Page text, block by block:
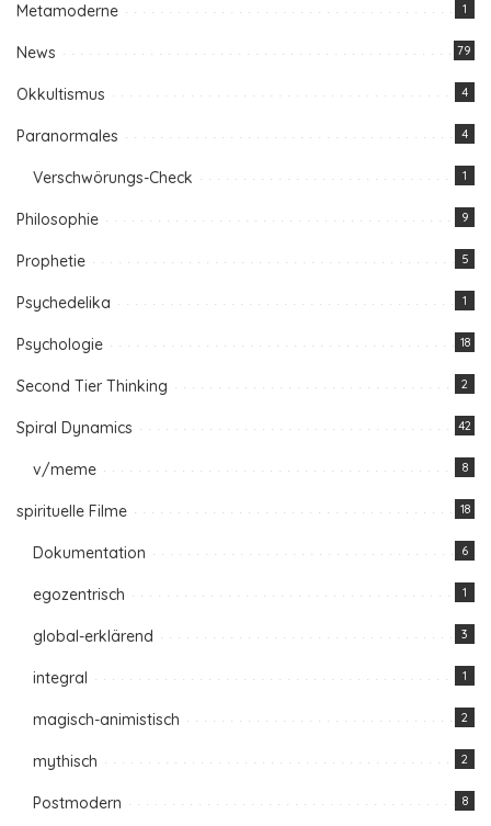
Metamoderne 1
News 79
Okkultismus 4
Paranormales 4
Verschwörungs-Check 1
Philosophie 9
Prophetie 5
Psychedelika 1
Psychologie 18
Second Tier Thinking 2
Spiral Dynamics 42
v/meme 8
spirituelle Filme 18
Dokumentation 6
egozentrisch 1
global-erklärend 3
integral 1
magisch-animistisch 2
mythisch 2
Postmodern 8